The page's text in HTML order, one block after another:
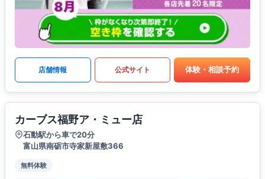
店舗情報 公式サイト 体験・相談予約
カーブス福野ア・ミュー店
石動駅から車で20分
富山県南砺市寺家新屋敷366
無料体験